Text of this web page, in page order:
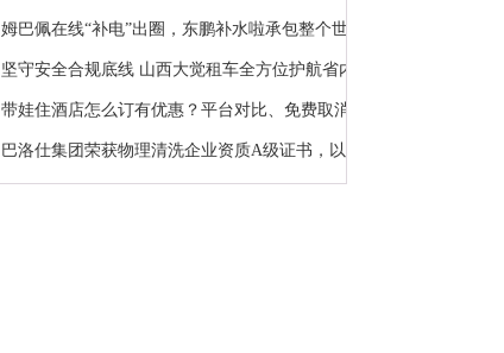
姆巴佩在线“补电”出圈，东鹏补水啦承包整个世界...
坚守安全合规底线 山西大觉租车全方位护航省内各类...
带娃住酒店怎么订有优惠？平台对比、免费取消、避...
巴洛仕集团荣获物理清洗企业资质A级证书，以顶级资...